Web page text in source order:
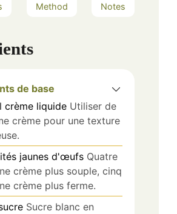
Method Notes
de base
crème liquide Utiliser de
crème pour une texture
jaunes d'œufs Quatre
crème plus souple, cinq
crème plus ferme.
Sucre blanc en